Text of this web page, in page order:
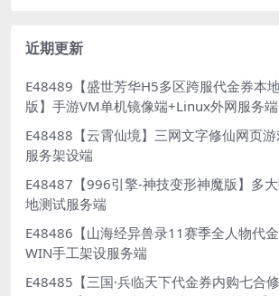
近期更新
E48489【盛世芳华H5多区跨服代金券本
版】手游VM单机镜像端+Linux外网服务端
E48488【云霄仙境】三网文字修仙网页
服务架设端
E48487【996引擎-神技变形神魔版】多
地测试服务端
E48486【山海经异兽录11赛季全人物代
WIN手工架设服务端
E48485【三国·兵临天下代金券内购七合